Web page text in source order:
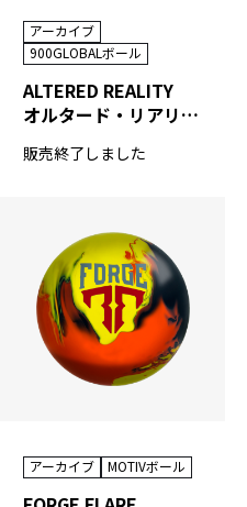
アーカイブ
900GLOBALボール
ALTERED REALITY
オルタード・リアリティ
販売終了しました
アーカイブ MOTIVボール